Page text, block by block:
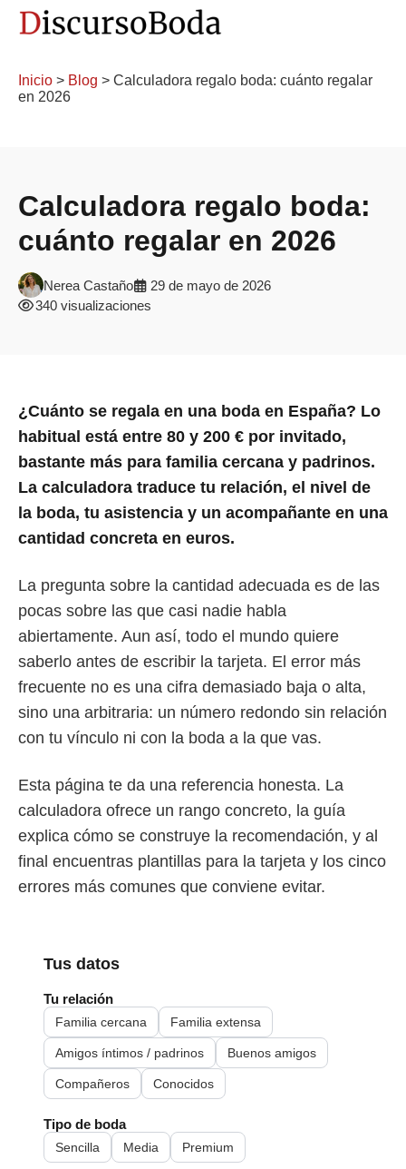
Inicio > Blog > Calculadora regalo boda: cuánto regalar
en 2026
Calculadora regalo boda:
cuánto regalar en 2026
Nerea Castaño
29 de mayo de 2026
340 visualizaciones
¿Cuánto se regala en una boda en España? Lo
habitual está entre 80 y 200 € por invitado,
bastante más para familia cercana y padrinos.
La calculadora traduce tu relación, el nivel de
la boda, tu asistencia y un acompañante en una
cantidad concreta en euros.
La pregunta sobre la cantidad adecuada es de las
pocas sobre las que casi nadie habla
abiertamente. Aun así, todo el mundo quiere
saberlo antes de escribir la tarjeta. El error más
frecuente no es una cifra demasiado baja o alta,
sino una arbitraria: un número redondo sin relación
con tu vínculo ni con la boda a la que vas.
Esta página te da una referencia honesta. La
calculadora ofrece un rango concreto, la guía
explica cómo se construye la recomendación, y al
final encuentras plantillas para la tarjeta y los cinco
errores más comunes que conviene evitar.
Tus datos
Tu relación
Familia cercana
Familia extensa
Amigos íntimos / padrinos Buenos amigos
Compañeros Conocidos
Tipo de boda
Sencilla
Media Premium